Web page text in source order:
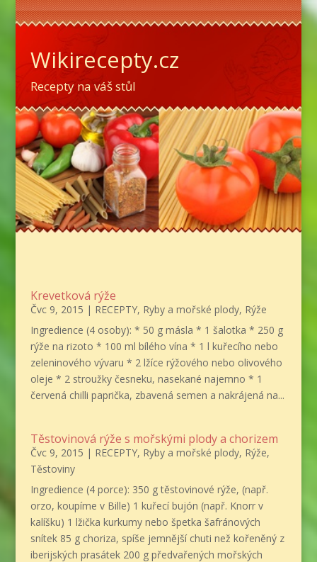
Wikirecepty.cz
Recepty na váš stůl
Krevetková rýže
Čvc 9, 2015 | RECEPTY, Ryby a mořské plody, Rýže
Ingredience (4 osoby): * 50 g másla * 1 šalotka * 250 g
rýže na rizoto * 100 ml bílého vína * 1 l kuřecího nebo
zeleninového vývaru * 2 lžíce rýžového nebo olivového
oleje * 2 stroužky česneku, nasekané najemno * 1
červená chilli paprička, zbavená semen a nakrájená na...
Těstovinová rýže s mořskými plody a chorizem
Čvc 9, 2015 | RECEPTY, Ryby a mořské plody, Rýže,
Těstoviny
Ingredience (4 porce): 350 g těstovinové rýže, (např.
orzo, koupíme v Bille) 1 kuřecí bujón (např. Knorr v
kalíšku) 1 lžička kurkumy nebo špetka šafránových
snítek 85 g choriza, spíše jemnější chuti než kořeněný z
iberijských prasátek 200 g předvařených mořských